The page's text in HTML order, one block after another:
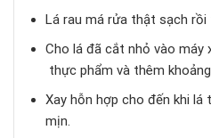
Lá rau má rửa thật sạch rồi
Cho lá đã cắt nhỏ vào máy
thực phẩm và thêm
Xay hỗn hợp cho đến khi
mịn.